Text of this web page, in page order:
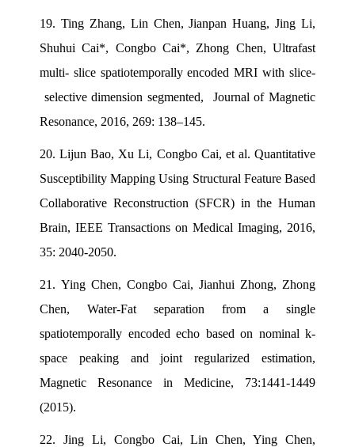
19. Ting Zhang, Lin Chen, Jianpan Huang, Jing Li,
Shuhui Cai*, Congbo Cai*, Zhong Chen, Ultrafast
multi- slice spatiotemporally encoded MRI with slice-
selective dimension segmented, Journal of Magnetic
Resonance, 2016, 269: 138–145.
20.Lijun Bao, Xu Li, Congbo Cai, et al. Quantitative
Susceptibility Mapping Using Structural Feature Based
Collaborative Reconstruction (SFCR) in the Human
Brain, IEEE Transactions on Medical Imaging, 2016,
35: 2040-2050.
21. Ying Chen, Congbo Cai, Jianhui Zhong, Zhong
Chen, Water-Fat separation from a single
spatiotemporally encoded echo based on nominal k-
space peaking and joint regularized estimation,
Magnetic Resonance in Medicine, 73:1441-1449
(2015).
22. Jing Li, Congbo Cai, Lin Chen, Ying Chen,